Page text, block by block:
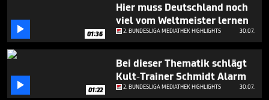
 01:36
Hier muss Deutschland noch
viel vom Weltmeister lernen
2. BUNDESLIGA MEDIATHEK HIGHLIGHTS 30.07.
 01:22
Bei dieser Thematik schlägt
Kult-Trainer Schmidt Alarm
2. BUNDESLIGA MEDIATHEK HIGHLIGHTS 30.07.